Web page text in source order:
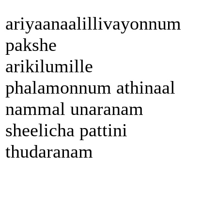
ariyaanaalillivayonnum
pakshe
arikilumille
phalamonnum athinaal
nammal unaranam
sheelicha pattini
thudaranam